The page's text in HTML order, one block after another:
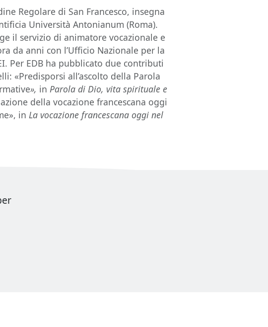
Regolare di San Francesco, insegna
Università Antonianum (Roma).
il servizio di animatore vocazionale e
da anni con l’Ufficio Nazionale per la
Per EDB ha pubblicato due contributi
«Predisporsi all’ascolto della Parola
», in Parola di Dio, vita spirituale e
della vocazione francescana oggi
in La vocazione francescana oggi nel